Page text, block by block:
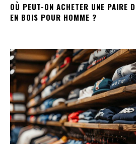
OÙ PEUT-ON ACHETER UNE PAIRE
EN BOIS POUR HOMME ?